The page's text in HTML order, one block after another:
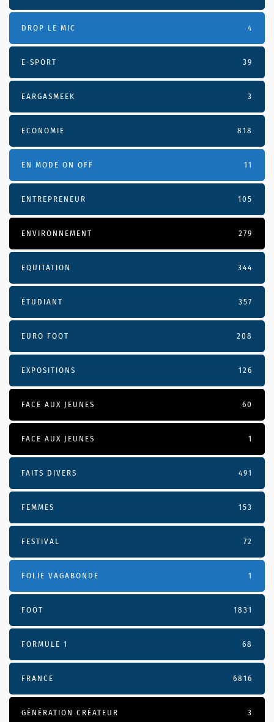
DROP LE MIC 4
E-SPORT 39
EARGASMEEK 3
ECONOMIE 818
EN MODE ON OFF 11
ENTREPRENEUR 105
ENVIRONNEMENT 279
EQUITATION 344
ÉTUDIANT 357
EURO FOOT 208
EXPOSITIONS 126
FACE AUX JEUNES 60
FACE AUX JEUNES 1
FAITS DIVERS 491
FEMMES 153
FESTIVAL 72
FOLIE VAGABONDE 1
FOOT 1831
FORMULE 1 68
FRANCE 6816
GÉNÉRATION CRÉATEUR 3